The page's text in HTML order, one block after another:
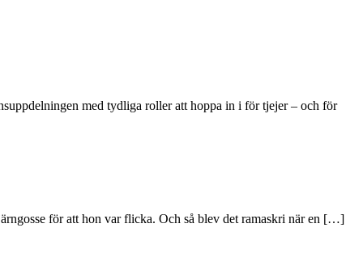
med tydliga roller att hoppa in i för tjejer – och för
för att hon var flicka. Och så blev det ramaskri när en […]